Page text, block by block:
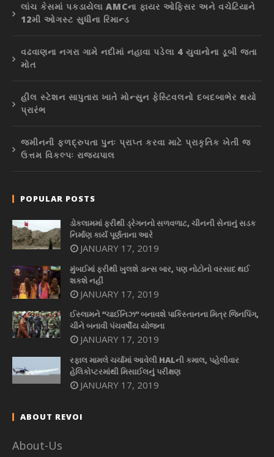
લાંચ કેસમાં પકડાયેલા AMCના ફાયર ઓફિસર અને વચેટિયાને
12મી ઓગસ્ટ સુધીના રિમાન્ડ
વઢવાણના નગરા ગામે નદીમાં નહાવા પડેલા 4 યુવાનોના ડૂબી જતા
મોત
હીલ સ્ટેશન સાપુતારા ખાતે મોન્સુન ફેસ્ટિવલનો દબદબાભેર થયો
પ્રારંભ
જમીનની ફળદ્રુપતા પુનઃ પ્રાપ્ત કરવા માટે પ્રાકૃતિક ખેતી જ
ઉત્તમ વિકલ્પઃ રાજ્યપાલ
POPULAR POSTS
ડોકલામમાં ફરીથી ડ્રેગનનો સળવળાટ, ચીનની સેનાનું સડક
નિર્માણ કાર્ય પૂર્ણતાના આરે
JANUARY 17, 2019
મુંબઈમાં ફરીથી ખુલશે ડાન્સ બાર, પણ નોટોનો વરસાદ થઈ
શકશે નહીં
JANUARY 17, 2019
ઈસ્લામને “ચાઈનિઝ” બનાવશે પાકિસ્તાનના મિત્ર જિનપિંગ,
ચીને બનાવી પંચવર્ષીય યોજના
JANUARY 17, 2019
રફાલ મામલે ચર્ચામાં આવેલી HALની કમાલ, પહેલીવાર
હેલિકોપ્ટરમાંથી મિસાઈલનું પરીક્ષણ
JANUARY 17, 2019
ABOUT REVOI
About-Us